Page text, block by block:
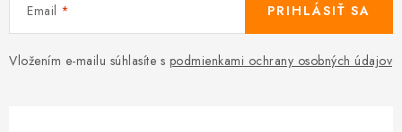
Email
Vložením e-mailu súhlasíte s podmienkami ochrany osobných údajov
PRIHLÁSIŤ SA